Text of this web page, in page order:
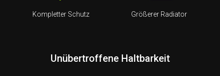
Kompletter Schutz Größerer Radiator
Unübertroffene Haltbarkeit